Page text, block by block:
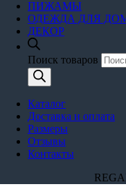
ПИЖАМЫ
ОДЕЖДА ДЛЯ
ДЕКОР
Поиск товаров
Каталог
Доставка и оплата
Размеры
Отзывы
Контакты